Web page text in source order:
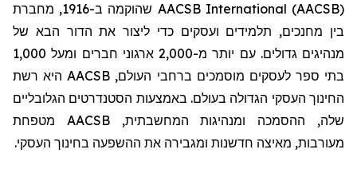
AACSB International (AACSB) שהוקמה ב-1916,
מחברת
בין מחנכים, תלמידים ועסקים כדי ליצור את הדור הבא של
מנהיגים גדולים. עם יותר מ-2,000 ארגוני חברים ומעל 1,000
בתי ספר לעסקים מוסמכים ברחבי העולם, AACSBהיא רשת
החינוך העסקי הגדולה בעולם. באמצעות הסטנדרטים הגלובליים
שלה, ההסמכה ומנהיגות המחשבתית,AACSB מטפחת
מעורבות, מאיצה חדשנות ומגבירה את ההשפעה בחינוך העסקי.